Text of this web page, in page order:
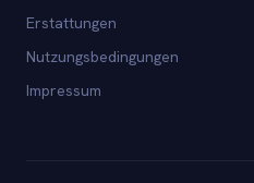
Erstattungen
Nutzungsbedingungen
Impressum